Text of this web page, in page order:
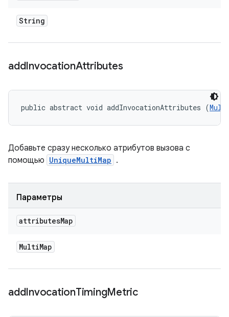
String
addInvocationAttributes
public abstract void addInvocationAttributes (
Добавьте сразу несколько атрибутов вызова с
помощью UniqueMultiMap .
Параметры
attributesMap
MultiMap
addInvocationTimingMetric